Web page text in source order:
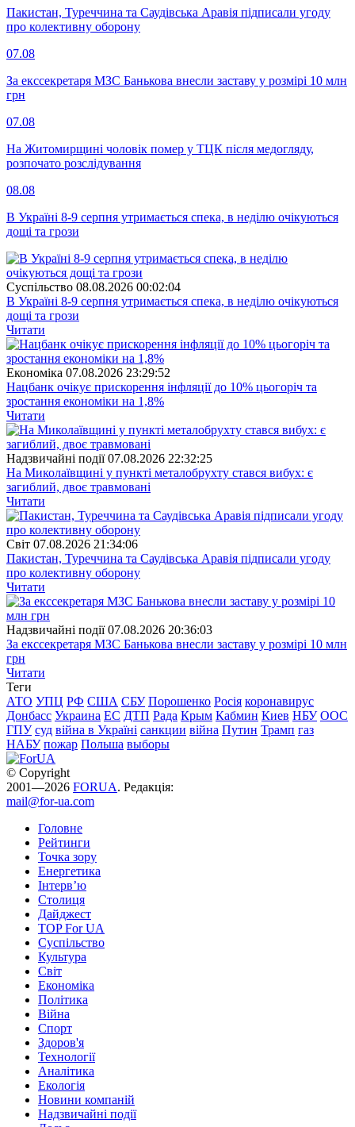
Пакистан, Туреччина та Саудівська Аравія підписали угоду
про колективну оборону
07.08
За екссекретаря МЗС Банькова внесли заставу у розмірі 10 млн
грн
07.08
На Житомирщині чоловік помер у ТЦК після медогляду,
розпочато розслідування
08.08
В Україні 8-9 серпня утримається спека, в неділю очікуються
дощі та грози
Суспiльство 08.08.2026 00:02:04
В Україні 8-9 серпня утримається спека, в неділю очікуються
дощі та грози
Читати
Економіка 07.08.2026 23:29:52
Нацбанк очікує прискорення інфляції до 10% цьогоріч та
зростання економіки на 1,8%
Читати
Надзвичайні події 07.08.2026 22:32:25
На Миколаївщині у пункті металобрухту стався вибух: є
загиблий, двоє травмовані
Читати
Свiт 07.08.2026 21:34:06
Пакистан, Туреччина та Саудівська Аравія підписали угоду
про колективну оборону
Читати
Надзвичайні події 07.08.2026 20:36:03
За екссекретаря МЗС Банькова внесли заставу у розмірі 10 млн
грн
Читати
Теги
АТО УПЦ РФ США СБУ Порошенко Росія коронавирус
Донбасс Украина ЕС ДТП Рада Крым Кабмин Киев НБУ ООС
ГПУ суд війна в Україні санкции війна Путин Трамп газ
НАБУ пожар Польша выборы
© Copyright
2001—2026 FORUA. Редакція:
mail@for-ua.com
Головне
Рейтинги
Точка зору
Енергетика
Інтерв’ю
Столиця
Дайджест
TOP For UA
Суспiльство
Культура
Світ
Економіка
Політика
Війна
Спорт
Здоров'я
Технології
Аналітика
Екологія
Новини компаній
Надзвичайні події